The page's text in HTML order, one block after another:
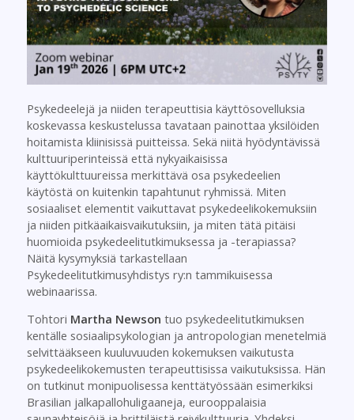
Psykedeelejä ja niiden terapeuttisia käyttösovelluksia
koskevassa keskustelussa tavataan painottaa yksilöiden
hoitamista kliinisissä puitteissa. Sekä niitä hyödyntävissä
kulttuuriperinteissä että nykyaikaisissa
käyttökulttuureissa merkittävä osa psykedeelien
käytöstä on kuitenkin tapahtunut ryhmissä. Miten
sosiaaliset elementit vaikuttavat psykedeelikokemuksiin
ja niiden pitkäaikaisvaikutuksiin, ja miten tätä pitäisi
huomioida psykedeelitutkimuksessa ja -terapiassa?
Näitä kysymyksiä tarkastellaan
Psykedeelitutkimusyhdistys ry:n tammikuisessa
webinaarissa.
Tohtori Martha Newson tuo psykedeelitutkimuksen
kentälle sosiaalipsykologian ja antropologian menetelmiä
selvittääkseen kuuluvuuden kokemuksen vaikutusta
psykedeelikokemusten terapeuttisissa vaikutuksissa. Hän
on tutkinut monipuolisessa kenttätyössään esimerkiksi
Brasilian jalkapallohuligaaneja, eurooppalaisia